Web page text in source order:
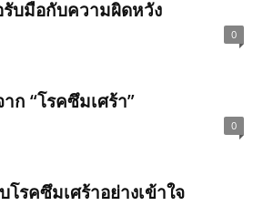
รับมือกับความผิดหวัง
0
ก “โรคซึมเศร้า”
0
รคซึมเศร้าอย่างเข้าใจ